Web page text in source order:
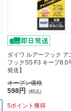
ダイワ ルアーフック ア
フックSS F3 キープ8.0
発送】
オープン価格
598円 (税込)
5ポイント獲得